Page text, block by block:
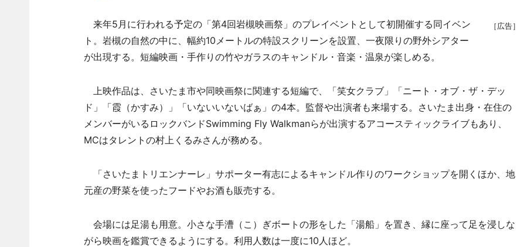
［広告］
来年5月に行われる予定の「第4回岩槻映画祭」のプレイベントとして初開催する同イベン
ト。岩槻の自然の中に、幅約10メートルの特設スクリーンを設置、一夜限りの野外シアター
が出現する。短編映画・手作りの竹やガラスのキャンドル・音楽・温泉が楽しめる。
上映作品は、さいたま市や同映画祭に関連する短編で、「笑女クラブ」「ニート・オブ・ザ・デッ
ド」「霞（かすみ）」「いないいないばぁ」の4本。監督や出演者も来場する。さいたま出身・在住の
メンバーがいるロックバンドSwimming Fly Walkmanらが出演するアコースティックライブもあり、
MCはタレントの村上くるみさんが務める。
「さいたまトリエンナーレ」サポーター有志によるキャンドル作りのワークショップを開くほか、地
元産の野菜を使ったフードやお酒も販売する。
会場には足湯も用意。小さな手漕（こ）ぎボートの形をした「湯船」を置き、縁に座って足を浸しな
がら映画を鑑賞できるようにする。利用人数は一度に10人ほど。